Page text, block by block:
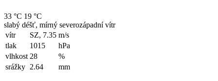
33 °C 19 °C
slabý déšť, mírný severozápadní vítr
vítr
SZ, 7.35 m/s
tlak
1015
hPa
vlhkost 28
%
srážky 2.64 mm